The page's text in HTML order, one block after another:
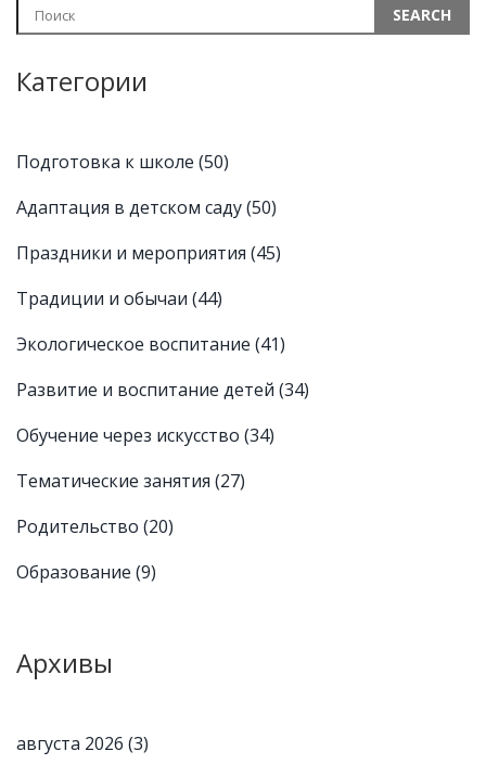
Категории
Подготовка к школе (50)
Адаптация в детском саду(50)
Праздники и мероприятия (45)
Традиции и обычаи (44)
Экологическое воспитание (41)
Развитие и воспитание детей (34)
Обучение через искусство (34)
Тематические занятия (27)
Родительство (20)
Образование (9)
Архивы
августа 2026 (3)